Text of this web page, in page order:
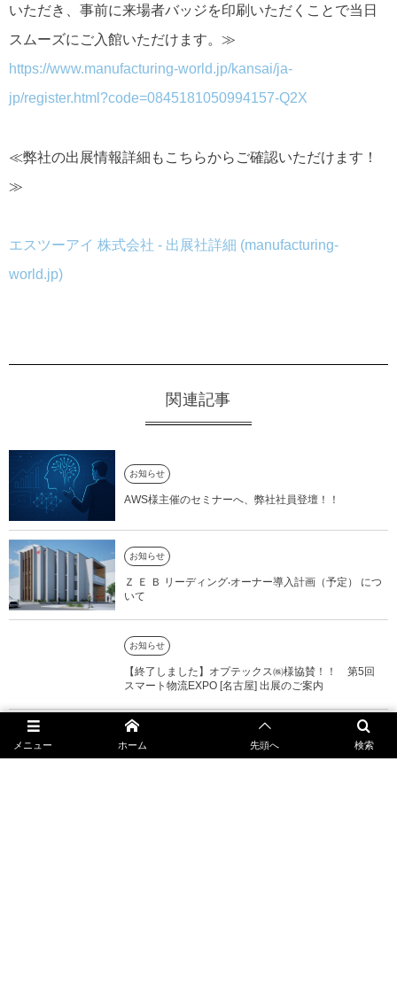
いただき、事前に来場者バッジを印刷いただくことで当日
スムーズにご入館いただけます。≫
https://www.manufacturing-world.jp/kansai/ja-
jp/register.html?code=0845181050994157-Q2X
≪弊社の出展情報詳細もこちらからご確認いただけます！
≫
エスツーアイ 株式会社 - 出展社詳細 (manufacturing-
world.jp)
関連記事
お知らせ
AWS様主催のセミナーへ、弊社社員登壇！！
お知らせ
Ｚ Ｅ Ｂ リーディング‧オーナー導入計画（予定） につ
いて
お知らせ
【終了しました】オプテックス㈱様協賛！！ 第5回
スマート物流EXPO [名古屋] 出展のご案内
お知らせ
【終了しました】第10回 設計・製造ソリューション
メニュー 検索
ホーム 先頭へ